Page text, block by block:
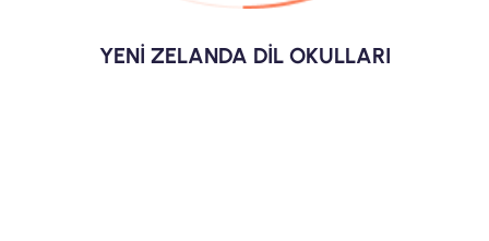
YENİ ZELANDA DİL OKULLARI